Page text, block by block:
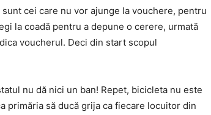
cei care nu vor ajunge la vouchere, pentru
la coadă pentru a depune o cerere, urmată
voucherul. Deci din start scopul
nu dă nici un ban! Repet, bicicleta nu este
primăria să ducă grija ca fiecare locuitor din